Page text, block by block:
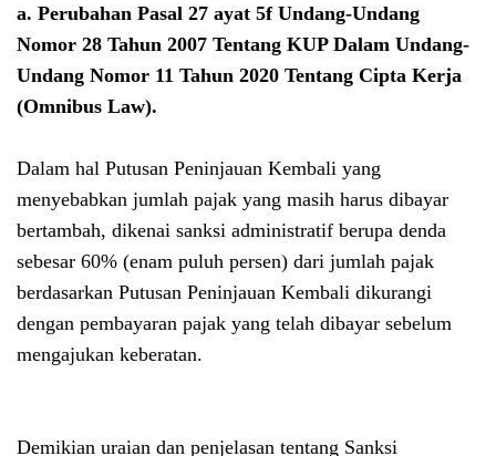
a. Perubahan Pasal 27 ayat 5f Undang-Undang
Nomor 28 Tahun 2007 Tentang KUP Dalam Undang-
Undang Nomor 11 Tahun 2020 Tentang Cipta Kerja
(Omnibus Law).
Dalam hal Putusan Peninjauan Kembali yang
menyebabkan jumlah pajak yang masih harus dibayar
bertambah, dikenai sanksi administratif berupa denda
sebesar 60% (enam puluh persen) dari jumlah pajak
berdasarkan Putusan Peninjauan Kembali dikurangi
dengan pembayaran pajak yang telah dibayar sebelum
mengajukan keberatan.
Demikian uraian dan penjelasan tentang Sanksi